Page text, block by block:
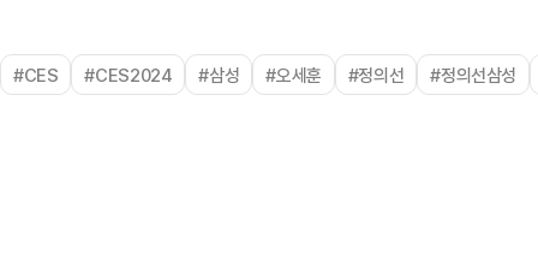
#CES #CES2024 #삼성 #오세훈 #정의선 #정의선삼성